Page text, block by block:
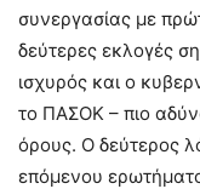
συνεργασίας με
δεύτερες εκλογές
ισχυρός και ο
το ΠΑΣΟΚ – πιο
όρους. Ο δεύτερος
επόμενου